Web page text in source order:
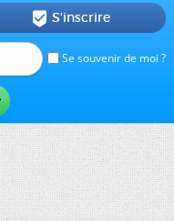
Se souvenir de moi ?
 S'inscrire